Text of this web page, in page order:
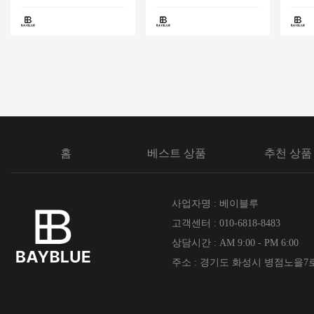
홈 베스트 상품 추천 상품
사업자명 : 베이블루
고객센터 : 010-6818-8483
상담시간 : AM 9:00 - PM 6:00
주소 : 경기도 화성시 병점노을7